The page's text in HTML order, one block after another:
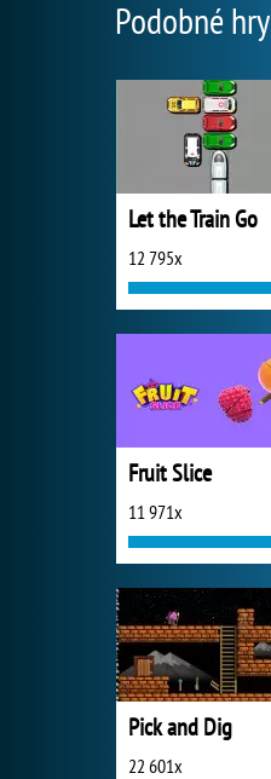
Podobné hry
Let the Train Go
12 795x
Fruit Slice
11 971x
Pick and Dig
22 601x